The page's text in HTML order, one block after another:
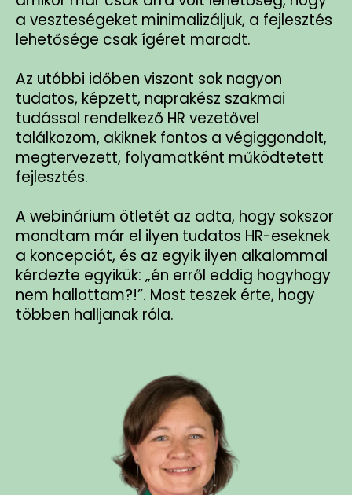
a veszteségeket minimalizáljuk, a fejlesztés
lehetősége csak ígéret maradt.
Az utóbbi időben viszont sok nagyon
tudatos, képzett, naprakész szakmai
tudással rendelkező HR vezetővel
találkozom, akiknek fontos a végiggondolt,
megtervezett, folyamatként működtetett
fejlesztés.
A webinárium ötletét az adta, hogy sokszor
mondtam már el ilyen tudatos HR-eseknek
a koncepciót, és az egyik ilyen alkalommal
kérdezte egyikük: „én erről eddig hogyhogy
nem hallottam?!”. Most teszek érte, hogy
többen halljanak róla.